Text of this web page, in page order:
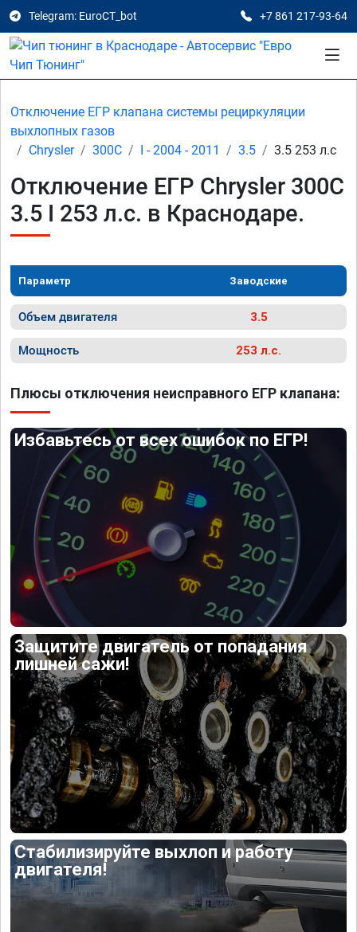
Telegram: EuroCT_bot +7 861 217-93-64
Отключение ЕГР клапана системы рециркуляции
выхлопных газов
Chrysler
300C I - 2004 - 2011 3.5 3.5 253 л.с
Отключение ЕГР Chrysler 300C
3.5 I 253 л.с. в Краснодаре.
Параметр Заводские
Объем двигателя 3.5
Мощность 253 л.с.
Плюсы отключения неисправного ЕГР клапана:
Избавьтесь от всех ошибок по ЕГР!
Защитите двигатель от попадания
лишней сажи!
Стабилизируйте выхлоп и работу
двигателя!